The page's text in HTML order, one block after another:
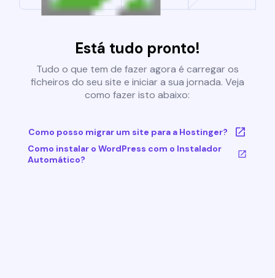
Está tudo pronto!
Tudo o que tem de fazer agora é carregar os
ficheiros do seu site e iniciar a sua jornada. Veja
como fazer isto abaixo:
Como posso migrar um site para a Hostinger?
Como instalar o WordPress com o Instalador
Automático?